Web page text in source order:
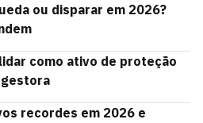
ou disparar em 2026?
como ativo de proteção
recordes em 2026 e